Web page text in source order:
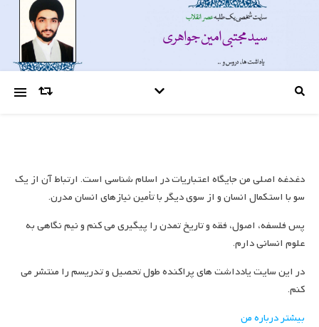
دغدغه اصلی من جایگاه اعتباریات در اسلام شناسی است. ارتباط آن از یک
سو با استکمال انسان و از سوی دیگر با تأمین نیازهای انسان مدرن.
پس فلسفه، اصول، فقه و تاریخ تمدن را پیگیری می کنم و نیم نگاهی به
علوم انسانی دارم.
در این سایت یادداشت های پراکنده طول تحصیل و تدریسم را منتشر می
کنم.
بیشتر درباره من